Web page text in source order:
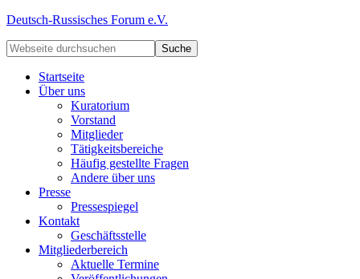
Deutsch-Russisches Forum e.V.
Startseite
Über uns
Kuratorium
Vorstand
Mitglieder
Tätigkeitsbereiche
Häufig gestellte Fragen
Andere über uns
Presse
Pressespiegel
Kontakt
Geschäftsstelle
Mitgliederbereich
Aktuelle Termine